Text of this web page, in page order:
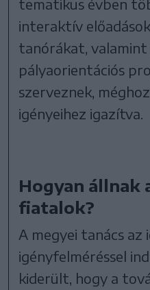
tematikus évben
interaktív
tanórákat,
pályaorientációs
szerveznek,
igényeihez igazítva.
Hogyan állnak
fiatalok?
A megyei tanács
igényfelméréssel
kiderült, hogy a